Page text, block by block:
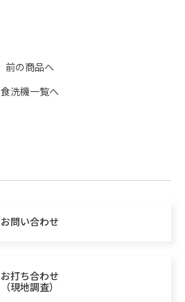
前の商品へ
食洗機一覧へ
お問い合わせ
お打ち合わせ
（現地調査）